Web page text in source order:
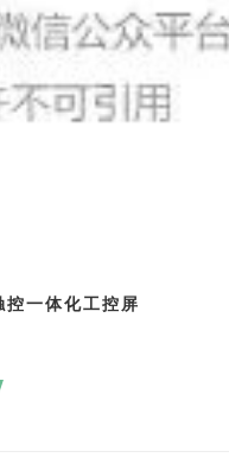
控一体化工控屏